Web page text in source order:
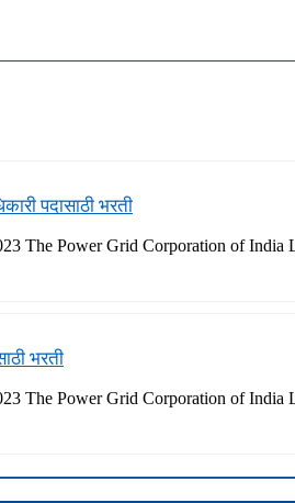
पदासाठी भरती
The Power Grid Corporation of
भरती
The Power Grid Corporation of